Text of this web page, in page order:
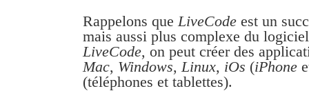
Rappelons queLiveCode est un
mais aussi plus complexe du
LiveCode, on peut créer des
Mac, Windows,Linux, iOs (iPhone
(téléphones et tablettes).